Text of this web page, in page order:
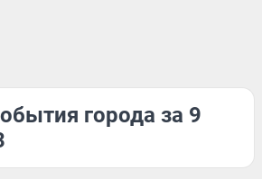
города за 9